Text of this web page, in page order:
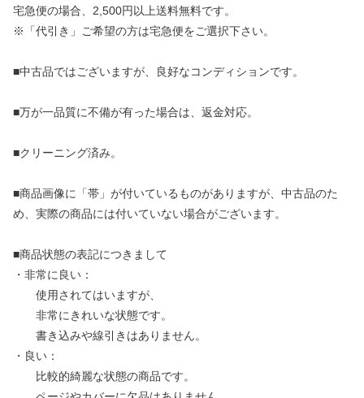
宅急便の場合、2,500円以上送料無料です。
※「代引き」ご希望の方は宅急便をご選択下さい。
■中古品ではございますが、良好なコンディションです。
■万が一品質に不備が有った場合は、返金対応。
■クリーニング済み。
■商品画像に「帯」が付いているものがありますが、中古品のた
め、実際の商品には付いていない場合がございます。
■商品状態の表記につきまして
・非常に良い：
使用されてはいますが、
非常にきれいな状態です。
書き込みや線引きはありません。
・良い：
比較的綺麗な状態の商品です。